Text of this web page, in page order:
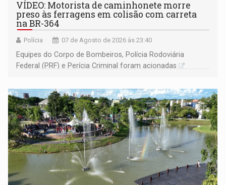
VÍDEO: Motorista de caminhonete morre
preso às ferragens em colisão com carreta
na BR-364
Polícia 07 de Agosto de 2026 às 23:40
Equipes do Corpo de Bombeiros, Polícia Rodoviária
Federal (PRF) e Perícia Criminal foram acionadas